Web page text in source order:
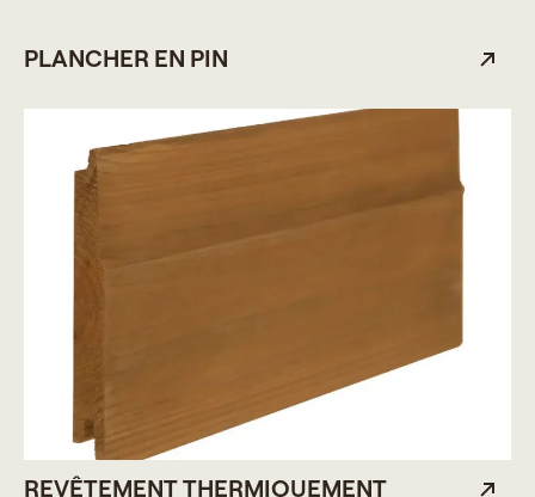
PLANCHER EN PIN
REVÊTEMENT THERMIQUEMENT